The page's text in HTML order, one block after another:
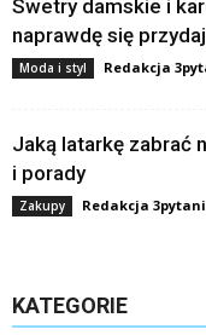
Swetry damskie i
naprawdę się
Moda i styl Redakcja
Jaką latarkę zabrać
i porady
Zakupy Redakcja
KATEGORIE